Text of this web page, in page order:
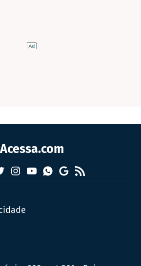
Acessa.com
Instagram
YouTubeWhatsapp
Google
News
RSS